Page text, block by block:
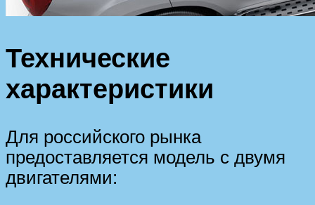
Технические
характеристики
Для российского рынка
предоставляется модель с двумя
двигателями: